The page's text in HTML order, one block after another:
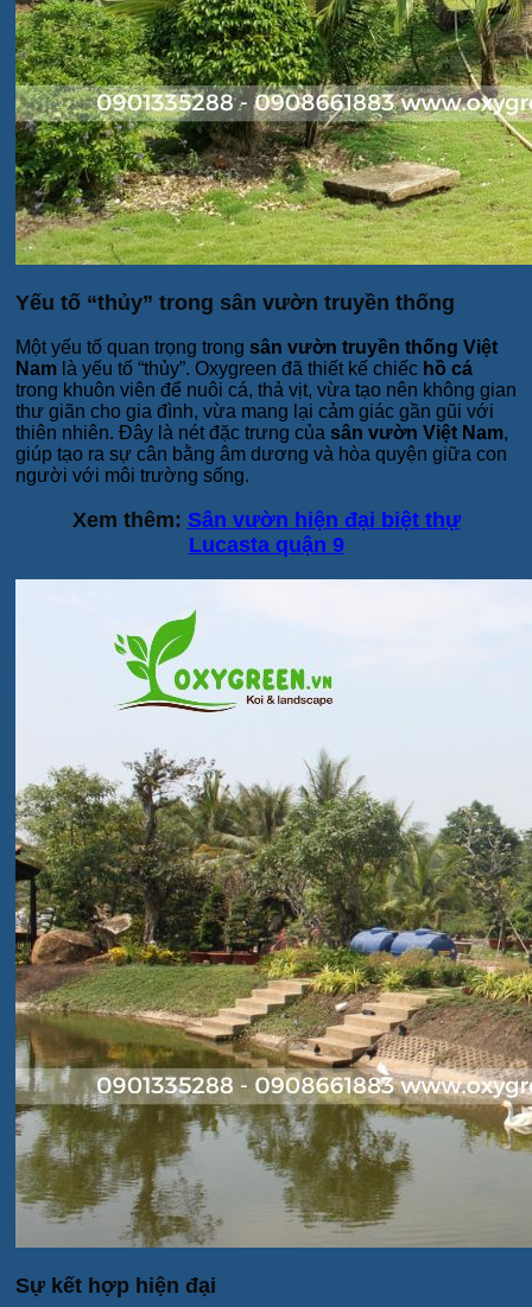
Yếu tố “thủy” trong sân vườn truyền thống
Một yếu tố quan trọng trong sân vườn truyền thống Việt
Nam là yếu tố “thủy”. Oxygreen đã thiết kế chiếc hồ cá
trong khuôn viên để nuôi cá, thả vịt, vừa tạo nên không gian
thư giãn cho gia đình, vừa mang lại cảm giác gần gũi với
thiên nhiên. Đây là nét đặc trưng của sân vườn Việt Nam,
giúp tạo ra sự cân bằng âm dương và hòa quyện giữa con
người với môi trường sống.
Xem thêm: Sân vườn hiện đại biệt thự
Lucasta quận 9
Sự kết hợp hiện đại